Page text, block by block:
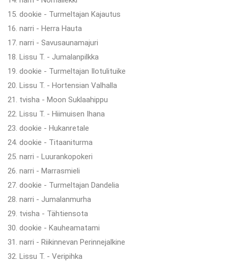
15. dookie - Turmeltajan Kajautus
16. narri - Herra Hauta
17. narri - Savusaunamajuri
18. Lissu T. - Jumalanpilkka
19. dookie - Turmeltajan Ilotulituike
20. Lissu T. - Hortensian Valhalla
21. tvisha - Moon Suklaahippu
22. Lissu T. - Hiimuisen Ihana
23. dookie - Hukanretale
24. dookie - Titaaniturma
25. narri - Luurankopokeri
26. narri - Marrasmieli
27. dookie - Turmeltajan Dandelia
28. narri - Jumalanmurha
29. tvisha - Tähtiensota
30. dookie - Kauheamatami
31. narri - Riikinnevan Perinnejalkine
32. Lissu T. - Veripihka